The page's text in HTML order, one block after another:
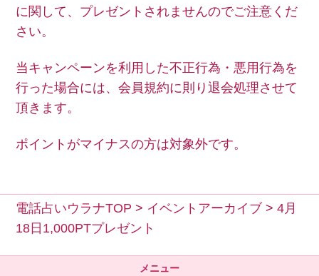
に関して、プレゼントされませんのでご注意くだ
さい。
当キャンペーンを利用した不正行為・悪用行為を
行った場合には、会員規約に則り退会処理させて
頂きます。
ポイントがマイナスの方は対象外です。
電話占いウラナTOP > イベントアーカイブ >4月
18日1,000PTプレゼント
メニュー